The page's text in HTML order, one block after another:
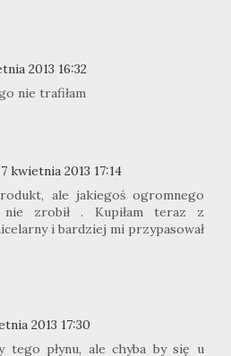
2013 16:32
nie trafiłam
7 kwietnia 2013 17:14
ale jakiegoś ogromnego
nie zrobił . Kupiłam teraz z
i bardziej mi przypasował
2013 17:30
tego płynu, ale chyba by się u